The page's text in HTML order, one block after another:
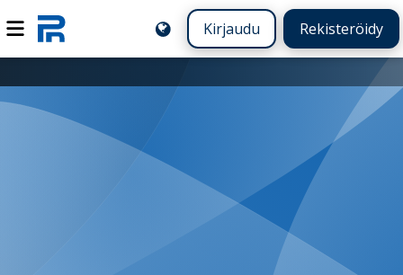
Kirjaudu Rekisteröidy